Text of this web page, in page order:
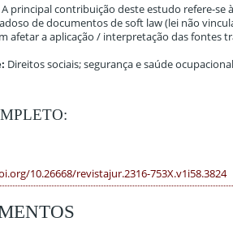
A principal contribuição deste estudo refere-
de documentos de soft law (lei não
afetar a aplicação / interpretação das fontes
Direitos sociais; segurança e saúde
10.26668/revistajur.2316-753X.v1i58.3824